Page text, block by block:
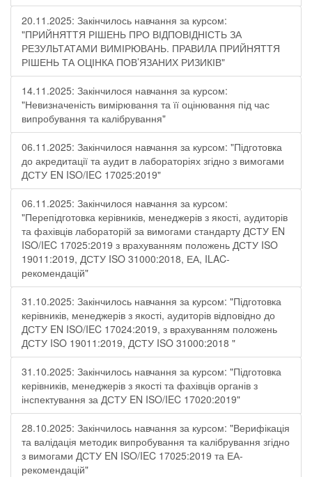
20.11.2025: Закінчилось навчання за курсом:
"ПРИЙНЯТТЯ РІШЕНЬ ПРО ВІДПОВІДНІСТЬ ЗА
РЕЗУЛЬТАТАМИ ВИМІРЮВАНЬ. ПРАВИЛА ПРИЙНЯТТЯ
РІШЕНЬ ТА ОЦІНКА ПОВ’ЯЗАНИХ РИЗИКІВ"
14.11.2025: Закінчилося навчання за курсом:
"Невизначеність вимірювання та її оцінювання під час
випробування та калібрування"
06.11.2025: Закінчилося навчання за курсом: "Підготовка
до акредитації та аудит в лабораторіях згідно з вимогами
ДСТУ EN ISO/IEC 17025:2019"
06.11.2025: Закінчилося навчання за курсом:
"Перепідготовка керівників, менеджерів з якості, аудиторів
та фахівців лабораторій за вимогами стандарту ДСТУ EN
ISO/IEC 17025:2019 з врахуванням положень ДСТУ ISO
19011:2019, ДСТУ ISO 31000:2018, ЕА, ILAC-
рекомендацій"
31.10.2025: Закінчилось навчання за курсом: "Підготовка
керівників, менеджерів з якості, аудиторів відповідно до
ДСТУ EN ISO/IEC 17024:2019, з врахуванням положень
ДСТУ ISO 19011:2019, ДСТУ ISO 31000:2018 "
31.10.2025: Закінчилось навчання за курсом: "Підготовка
керівників, менеджерів з якості та фахівців органів з
інспектування за ДСТУ EN ISO/IEC 17020:2019"
28.10.2025: Закінчилось навчання за курсом: "Верифікація
та валідація методик випробування та калібрування згідно
з вимогами ДСТУ EN ISO/IEC 17025:2019 та ЕА-
рекомендацій"